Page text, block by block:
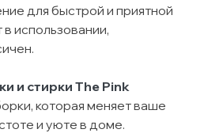
для быстрой и приятной
использовании,
и стирки The Pink
которая меняет ваше
и уюте в доме.